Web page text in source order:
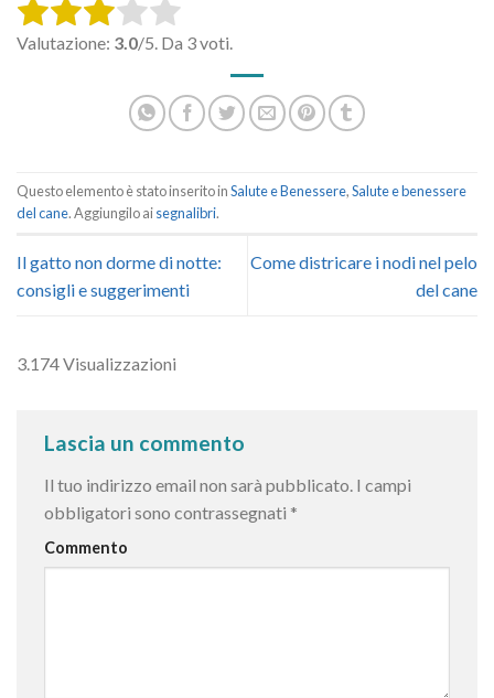
Rate this item:
SUBMIT RATING
Valutazione: 3.0/5. Da 3 voti.
Questo elemento è stato inserito inSalute e Benessere,Salute e benessere
del cane. Aggiungilo aisegnalibri.
Il gatto non dorme di notte:
consigli e suggerimenti
Come districare i nodi nel pelo
del cane
3.174 Visualizzazioni
Lascia un commento
Il tuo indirizzo email non sarà pubblicato. I campi
obbligatori sono contrassegnati *
Commento